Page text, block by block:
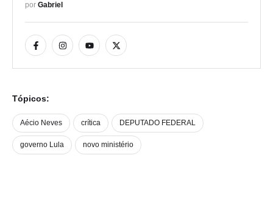
por Gabriel
Tópicos:
Aécio Neves crítica DEPUTADO FEDERAL
governo Lula novo ministério